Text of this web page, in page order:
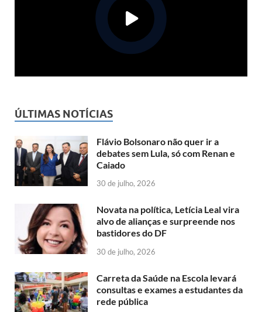
ÚLTIMAS NOTÍCIAS
Flávio Bolsonaro não quer ir a
debates sem Lula, só com Renan e
Caiado
30 de julho, 2026
Novata na política, Letícia Leal vira
alvo de alianças e surpreende nos
bastidores do DF
30 de julho, 2026
Carreta da Saúde na Escola levará
consultas e exames a estudantes da
rede pública